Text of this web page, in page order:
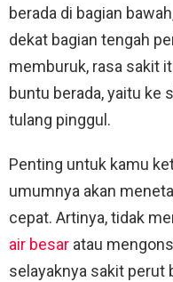
berada di bagian
dekat bagian tengah
memburuk, rasa sakit
buntu berada, yaitu ke
tulang pinggul.
Penting untuk kamu
umumnya akan
cepat. Artinya, tidak
air besar atau
selayaknya sakit perut